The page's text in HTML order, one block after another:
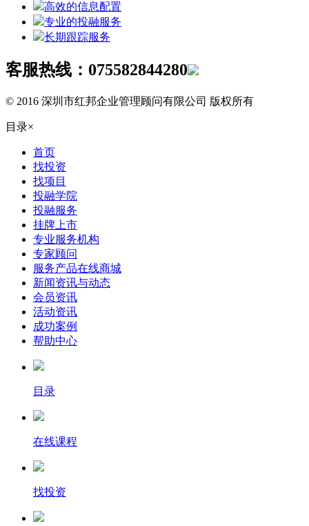
高效的信息配置
专业的投融服务
长期跟踪服务
客服热线： 075582844280
© 2016 深圳市红邦企业管理顾问有限公司 版权所有
目录×
首页
找投资
找项目
投融学院
投融服务
挂牌上市
专业服务机构
专家顾问
服务产品在线商城
新闻资讯与动态
会员资讯
活动资讯
成功案例
帮助中心
目录
在线课程
找投资